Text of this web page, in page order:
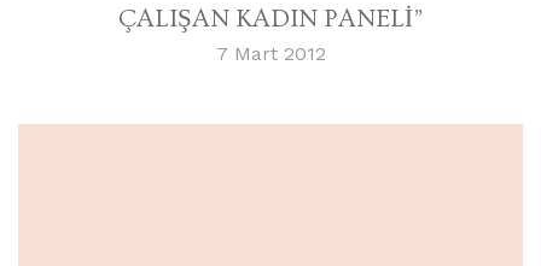
ÇALIŞAN KADIN PANELİ”
7 Mart 2012